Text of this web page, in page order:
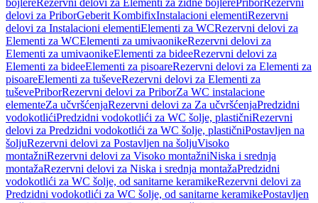
bojlereRezervni delovi za Elementi za zidne bojlerePriborRezervni
delovi za PriborGeberit KombifixInstalacioni elementiRezervni
delovi za Instalacioni elementiElementi za WCRezervni delovi za
Elementi za WCElementi za umivaonikeRezervni delovi za
Elementi za umivaonikeElementi za bideeRezervni delovi za
Elementi za bideeElementi za pisoareRezervni delovi za Elementi za
pisoareElementi za tuševeRezervni delovi za Elementi za
tuševePriborRezervni delovi za PriborZa WC instalacione
elementeZa učvršćenjaRezervni delovi za Za učvršćenjaPredzidni
vodokotlićiPredzidni vodokotlići za WC šolje, plastičniRezervni
delovi za Predzidni vodokotlići za WC šolje, plastičniPostavljen na
šoljuRezervni delovi za Postavljen na šoljuVisoko
montažniRezervni delovi za Visoko montažniNiska i srednja
montažaRezervni delovi za Niska i srednja montažaPredzidni
vodokotlići za WC šolje, od sanitarne keramikeRezervni delovi za
Predzidni vodokotlići za WC šolje, od sanitarne keramikePostavljen